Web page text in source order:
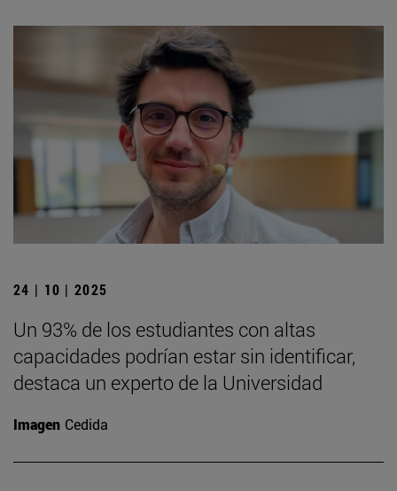
24 | 10 | 2025
Un 93% de los estudiantes con altas
capacidades podrían estar sin identificar,
destaca un experto de la Universidad
Imagen Cedida